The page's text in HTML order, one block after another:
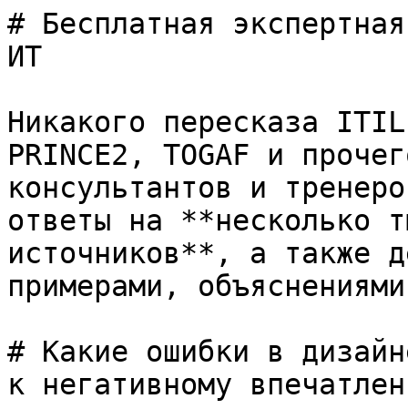
# Бесплатная
ИТ
Никакого пересказа
PRINCE2, TOGAF и
консультантов и
ответы на **несколько
источников**, а также
примерами,
# Какие ошибки в
к негативному